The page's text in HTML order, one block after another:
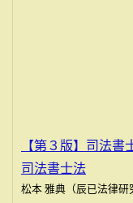
【第３版】司法
司法書士法
松本 雅典（辰已法律